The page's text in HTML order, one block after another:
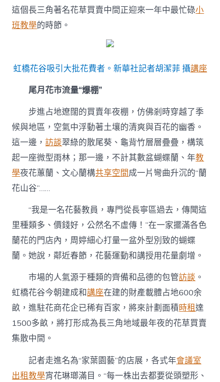
漫
橋
觸
感
染
“名
堂”
新
春〉
中
這個長三角著名花草買賣中間正迎來一年中最忙碌小
班教學的時節。
虹橋花谷吸引大批花費者。新華社記者胡潔菲 攝講座
尾月花市流量“爆棚”
步進占地遼闊的買賣年夜棚，仿佛剎時穿越了季
候與地區，空氣中浮動著土壤的清爽與百花的幽香。
這一邊，訪談翠綠的散尾葵、龜背竹層層疊疊，構筑
起一座微型雨林；那一邊，不計其數盆蝴蝶蘭、年教
學夜花蕙蘭、文心蘭構共享空間成一片彎曲升沉的“蘭
花山谷”……
“我是一名花藝教員，專門從長寧區過去，傳聞這
里種類多、價錢好，公然名不虛傳！”在一家擺滿各色
蘭花的門店內，周婷細心打量一盆外型別致的蝴蝶
蘭。她說，鄰近春節，花藝運動和講授用花量劇增。
市場的人氣源于種類的齊備和品德的包管訪談 。
虹橋花谷今朝建成和講座在建的財產載體占地600余
畝，進駐花商花企已稀有百家，將來計劃面積時租達
1500多畝，將打形成為長三角地域最年夜的花草買賣
集散中間。
記者走進名為“家葉園藝”的店展，各式年會議室
出租教學宵花琳瑯滿目。“每一株出去都要從頭塑形、